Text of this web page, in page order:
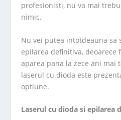
profesionisti, nu va mai
nimic.
Nu vei putea intotdeauna sa
epilarea definitiva, deoarece
aparea pana la zece ani mai
laserul cu dioda este
optiune.
Laserul cu dioda si epilarea